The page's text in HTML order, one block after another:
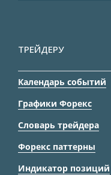
ТРЕЙДЕРУ
Календарь событий
Графики Форекс
Словарь трейдера
Форекс паттерны
Индикатор позиций